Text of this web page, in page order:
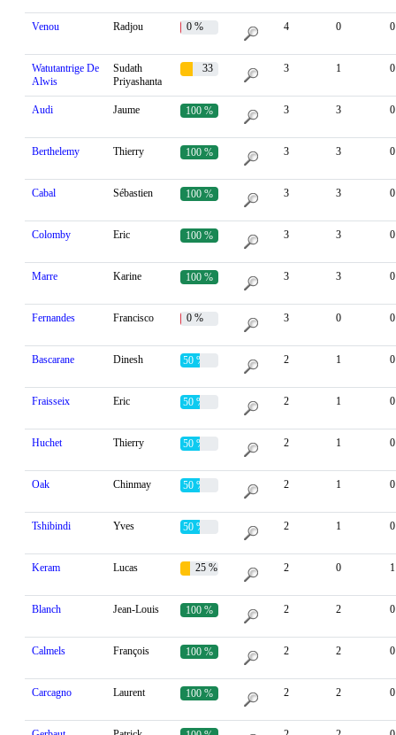
Venou Radjou 0 % 4 0 0
Watutantrige De
Alwis
Sudath
Priyashanta
33
3 1 0
Audi Jaume 100 % 3 3 0
Berthelemy Thierry 100 % 3 3 0
Cabal Sébastien 100 % 3 3 0
Colomby Eric 100 % 3 3 0
Marre Karine 100 % 3 3 0
Fernandes Francisco 0 % 3 0 0
Bascarane Dinesh 50 % 2 1 0
Fraisseix Eric 50 % 2 1 0
Huchet Thierry 50 % 2 1 0
Oak Chinmay 50 % 2 1 0
Tshibindi Yves 50 % 2 1 0
Keram Lucas 25 % 2 0 1
Blanch Jean-Louis 100 % 2 2 0
Calmels François 100 % 2 2 0
Carcagno Laurent 100 % 2 2 0